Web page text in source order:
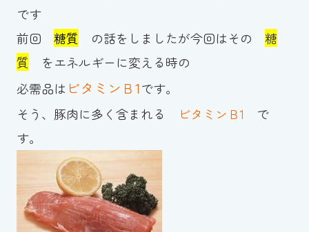
お知らせ
カレンダー
波スイタイムズ
お問い合わせ
Tel.098-863-7264
平日 9:00～22:00｜土祝 9:00～21:00
です
前回 糖質 の話をしましたが今回はその 糖
質 をエネルギーに変える時の
必需品は ビタミンＢ1です。
そう、豚肉に多く含まれる
ビタミンＢ1 で
す。